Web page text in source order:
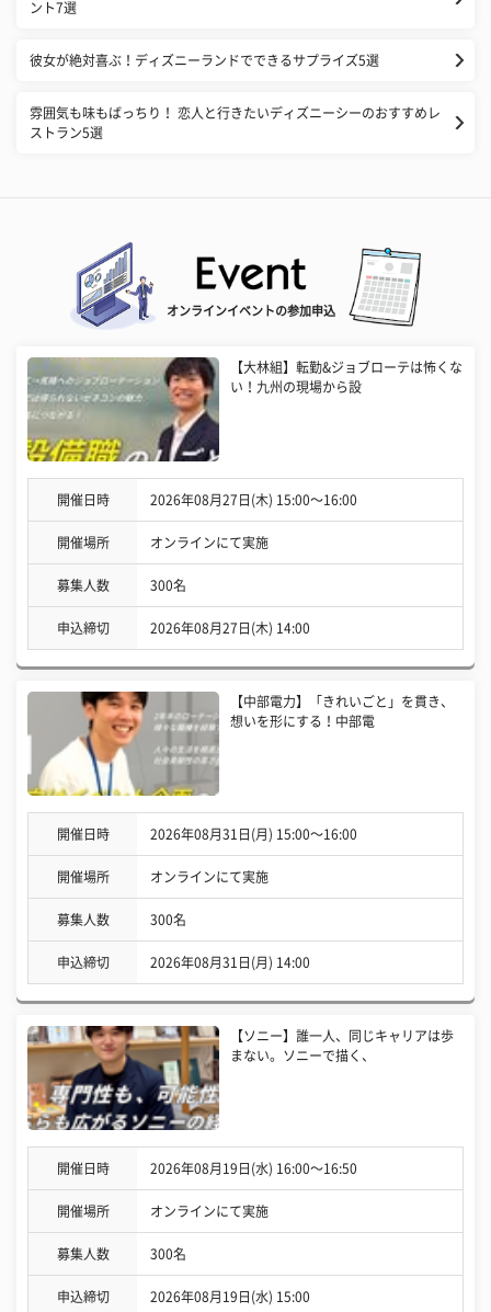
ント7選
彼女が絶対喜ぶ！ディズニーランドでできるサプライズ5選
雰囲気も味もばっちり！ 恋人と行きたいディズニーシーのおすすめレ
ストラン5選
オンラインイベントの参加申込
【大林組】転勤&ジョブローテは怖くな
い！九州の現場から設
開催日時 2026年08月27日(木) 15:00〜16:00
開催場所 オンラインにて実施
募集人数 300名
申込締切 2026年08月27日(木) 14:00
【中部電力】「きれいごと」を貫き、
想いを形にする！中部電
開催日時 2026年08月31日(月) 15:00〜16:00
開催場所 オンラインにて実施
募集人数 300名
申込締切 2026年08月31日(月) 14:00
【ソニー】誰一人、同じキャリアは歩
まない。ソニーで描く、
開催日時 2026年08月19日(水) 16:00〜16:50
開催場所 オンラインにて実施
募集人数 300名
申込締切 2026年08月19日(水) 15:00